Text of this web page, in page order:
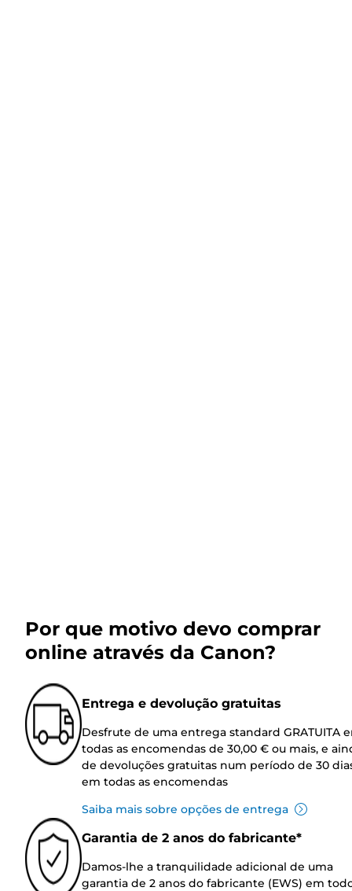
Por que motivo devo comprar
online através da Canon?
Entrega e devolução gratuitas
Desfrute de uma entrega standard GRATUITA
todas as encomendas de 30,00 € ou mais, e
de devoluções gratuitas num período de 30
em todas as encomendas
Saiba mais sobre opções de entrega
Garantia de 2 anos do fabricante*
Damos-lhe a tranquilidade adicional de uma
garantia de 2 anos do fabricante (EWS) em